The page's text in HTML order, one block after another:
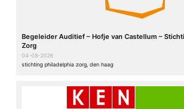
Begeleider Auditief – Hofje van Castellum –
Zorg
04-08-2026
stichting philadelphia zorg, den haag